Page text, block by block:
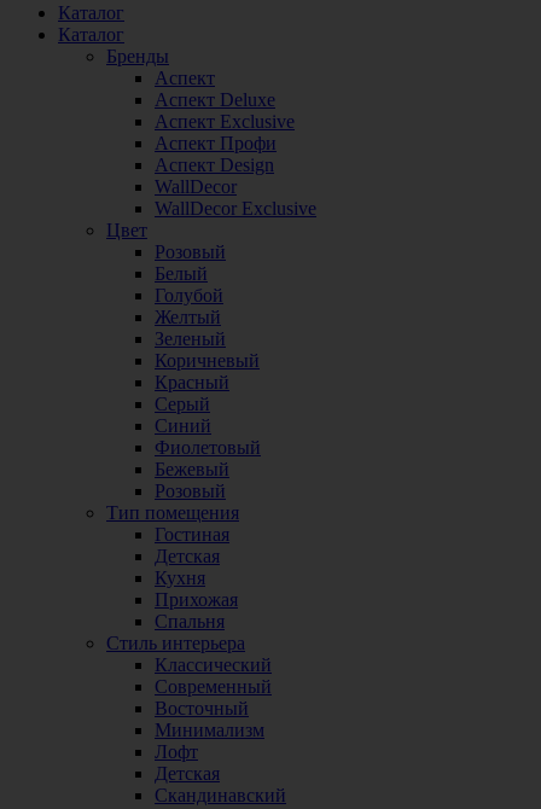
Каталог
Каталог
Бренды
Аспект
Аспект Deluxe
Аспект Exclusive
Аспект Профи
Аспект Design
WallDecor
WallDecor Exclusive
Цвет
Розовый
Белый
Голубой
Желтый
Зеленый
Коричневый
Красный
Серый
Синий
Фиолетовый
Бежевый
Розовый
Тип помещения
Гостиная
Детская
Кухня
Прихожая
Спальня
Стиль интерьера
Классический
Современный
Восточный
Минимализм
Лофт
Детская
Скандинавский